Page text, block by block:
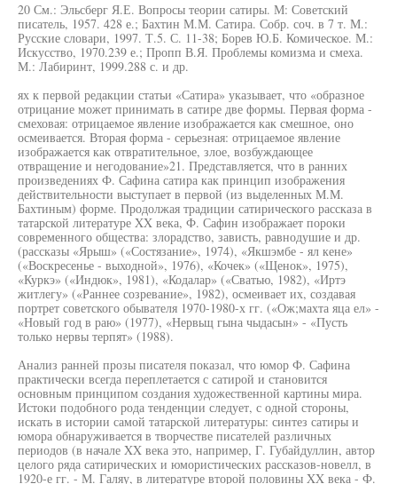
20 См.: Эльсберг Я.Е. Вопросы теории сатиры. М: Советский
писатель, 1957. 428 е.; Бахтин М.М. Сатира. Собр. соч. в 7 т. М.:
Русские словари, 1997. Т.5. С. 11-38; Борев Ю.Б. Комическое. М.:
Искусство, 1970.239 е.; Пропп В.Я. Проблемы комизма и смеха.
М.: Лабиринт, 1999.288 с. и др.
ях к первой редакции статьи «Сатира» указывает, что «образное
отрицание может принимать в сатире две формы. Первая форма -
смеховая: отрицаемое явление изображается как смешное, оно
осмеивается. Вторая форма - серьезная: отрицаемое явление
изображается как отвратительное, злое, возбуждающее
отвращение и негодование»21. Представляется, что в ранних
произведениях Ф. Сафина сатира как принцип изображения
действительности выступает в первой (из выделенных М.М.
Бахтиным) форме. Продолжая традиции сатирического рассказа в
татарской литературе XX века, Ф. Сафин изображает пороки
современного общества: злорадство, зависть, равнодушие и др.
(рассказы «Ярыш» («Состязание», 1974), «Якшэмбе - ял кене»
(«Воскресенье - выходной», 1976), «Кочек» («Щенок», 1975),
«Куркэ» («Индюк», 1981), «Кодалар» («Сватью, 1982), «Иртэ
житлегу» («Раннее созревание», 1982), осмеивает их, создавая
портрет советского обывателя 1970-1980-х гг. («Ож;махта яца ел» -
«Новый год в раю» (1977), «Нервьщ гына чыдасын» - «Пусть
только нервы терпят» (1988).
Анализ ранней прозы писателя показал, что юмор Ф. Сафина
практически всегда переплетается с сатирой и становится
основным принципом создания художественной картины мира.
Истоки подобного рода тенденции следует, с одной стороны,
искать в истории самой татарской литературы: синтез сатиры и
юмора обнаруживается в творчестве писателей различных
периодов (в начале XX века это, например, Г. Губайдуллин, автор
целого ряда сатирических и юмористических рассказов-новелл, в
1920-е гг. - М. Галяу, в литературе второй половины XX века - Ф.